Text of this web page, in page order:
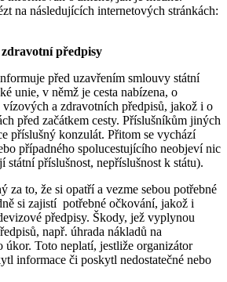
na následujících internetových stránkách:
zdravotní předpisy
před uzavřením smlouvy státní
unie, v němž je cesta nabízena, o
vízových a zdravotních předpisů, jakož i o
před začátkem cesty. Příslušníkům jiných
příslušný konzulát. Přitom se vychází
případného spolucestujícího neobjeví nic
příslušnost, nepříslušnost k státu).
za to, že si opatří a vezme sebou potřebné
si zajistí potřebné očkování, jakož i
předpisy. Škody, jež vyplynou
např. úhrada nákladů na
úkor. Toto neplatí, jestliže organizátor
informace či poskytl nedostatečné nebo